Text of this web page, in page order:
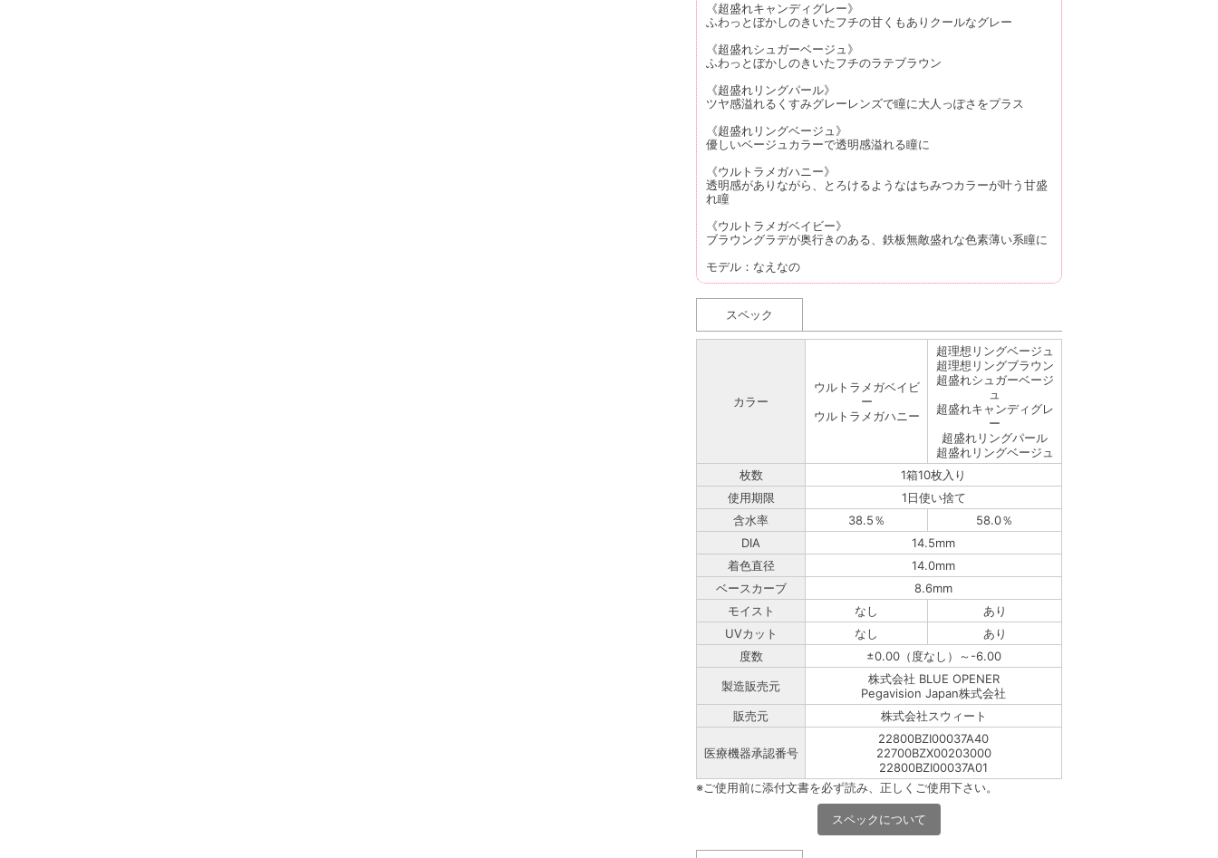
《超盛れキャンディグレー》
ふわっとぼかしのきいたフチの甘くもありクールなグレー
《超盛れシュガーベージュ》
ふわっとぼかしのきいたフチのラテブラウン
《超盛れリングパール》
ツヤ感溢れるくすみグレーレンズで瞳に大人っぽさをプラス
《超盛れリングベージュ》
優しいベージュカラーで透明感溢れる瞳に
《ウルトラメガハニー》
透明感がありながら、とろけるようなはちみつカラーが叶う甘盛
れ瞳
《ウルトラメガベイビー》
ブラウングラデが奥行きのある、鉄板無敵盛れな色素薄い系瞳に
モデル：なえなの
スペック
カラー
ウルトラメガベイビ
ー
ウルトラメガハニー
超理想リングベージュ
超理想リングブラウン
超盛れシュガーベージ
ュ
超盛れキャンディグレ
ー
超盛れリングパール
超盛れリングベージュ
枚数
1箱10枚入り
使用期限
1日使い捨て
含水率
38.5％
58.0％
DIA
14.5mm
着色直径
14.0mm
ベースカーブ
8.6mm
モイスト
なし
あり
UVカット
なし
あり
度数
±0.00（度なし）～-6.00
製造販売元
株式会社 BLUE OPENER
Pegavision Japan株式会社
販売元
株式会社スウィート
医療機器承認番号
22800BZI00037A40
22700BZX00203000
22800BZI00037A01
※ご使用前に添付文書を必ず読み、正しくご使用下さい。
スペックについて